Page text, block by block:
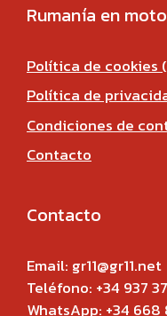
Rumanía en moto
Política de cookies
Política de
Condiciones de
Contacto
Contacto
Email: gr11@gr11.net
Teléfono: +34 937
WhatsApp: +34 668